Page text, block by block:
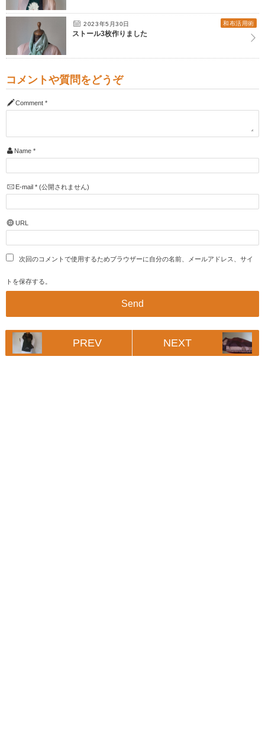
2023年5月30日 和布活用術
ストール3枚作りました
コメントや質問をどうぞ
Comment *
Name *
E-mail *(公開されません)
URL
次回のコメントで使用するためブラウザーに自分の名前、メールアドレス、サイ
トを保存する。
PREV NEXT